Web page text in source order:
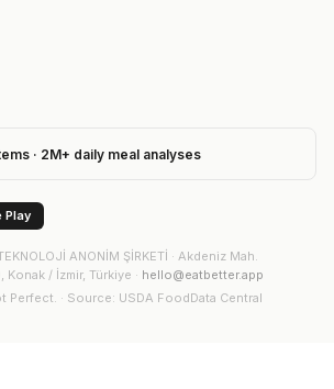
· 2M+ daily meal analyses
Play
ANONİM ŞİRKETİ · Akdeniz Mah.
Konak / İzmir, Türkiye · hello@eatbetter.app
Perfect. · Source: USDA FoodData Central